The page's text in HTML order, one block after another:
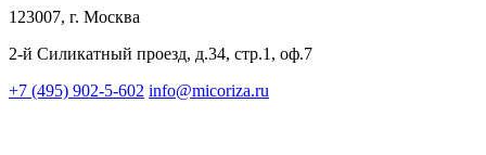
123007, г. Москва
2-й Силикатный проезд, д.34, стр.1, оф.7
+7 (495) 902-5-602 info@micoriza.ru